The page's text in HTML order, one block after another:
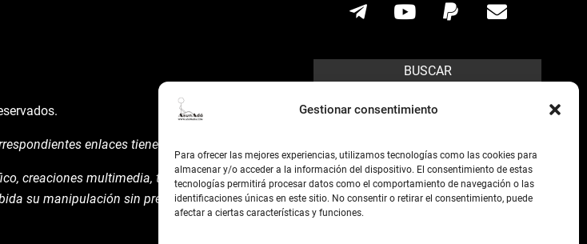
Gestionar consentimiento
Para ofrecer las mejores experiencias, utilizamos tecnologías como las cookies para
almacenar y/o acceder a la información del dispositivo. El consentimiento de estas
tecnologías permitirá procesar datos como el comportamiento de navegación o las
identificaciones únicas en este sitio. No consentir o retirar el consentimiento, puede
afectar a ciertas características y funciones.
enlaces tienen un uso explícito.
creaciones multimedia, texto y demás posibles,
su manipulación sin previo aviso expreso de la
BUSCAR
Search